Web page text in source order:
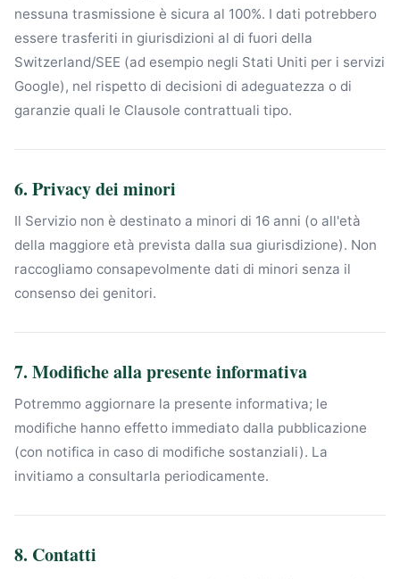
nessuna trasmissione è sicura al 100%. I dati potrebbero
essere trasferiti in giurisdizioni al di fuori della
Switzerland/SEE (ad esempio negli Stati Uniti per i servizi
Google), nel rispetto di decisioni di adeguatezza o di
garanzie quali le Clausole contrattuali tipo.
6. Privacy dei minori
Il Servizio non è destinato a minori di 16 anni (o all'età
della maggiore età prevista dalla sua giurisdizione). Non
raccogliamo consapevolmente dati di minori senza il
consenso dei genitori.
7. Modifiche alla presente informativa
Potremmo aggiornare la presente informativa; le
modifiche hanno effetto immediato dalla pubblicazione
(con notifica in caso di modifiche sostanziali). La
invitiamo a consultarla periodicamente.
8. Contatti